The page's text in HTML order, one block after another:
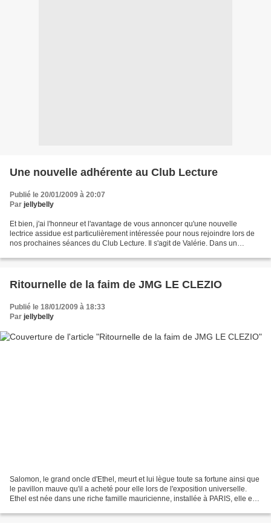
Une nouvelle adhérente au Club Lecture
Publié le 20/01/2009 à 20:07
Par jellybelly
Et bien, j'ai l'honneur et l'avantage de vous annoncer qu'une nouvelle
lectrice assidue est particulièrement intéressée pour nous rejoindre lors de
nos prochaines séances du Club Lecture. Il s'agit de Valérie. Dans un
Ritournelle de la faim de JMG LE CLEZIO
Publié le 18/01/2009 à 18:33
Par jellybelly
Salomon, le grand oncle d'Ethel, meurt et lui lègue toute sa fortune ainsi que
le pavillon mauve qu'il a acheté pour elle lors de l'exposition universelle.
Ethel est née dans une riche famille mauricienne, installée à PARIS, elle est